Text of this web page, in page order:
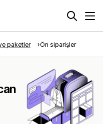
paketler Ön siparişler